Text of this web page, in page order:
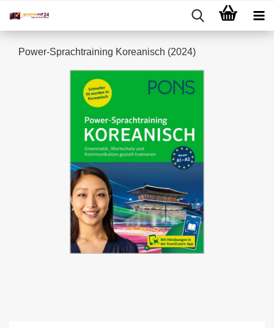
Power-Sprachtraining Koreanisch (2024)